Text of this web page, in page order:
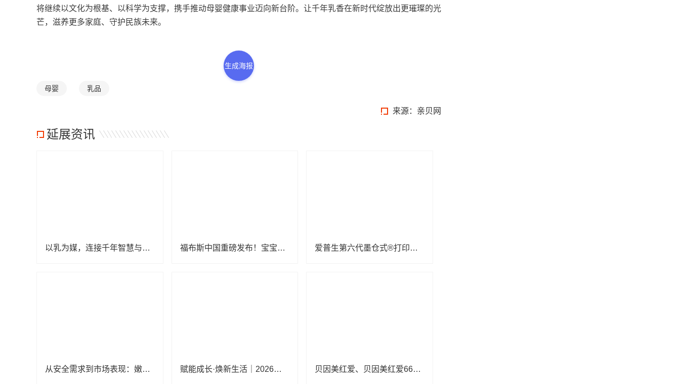
将继续以文化为根基、以科学为支撑，携手推动母婴健康事业迈向新台阶。让千年乳香在新时代绽放出更璀璨的光
芒，滋养更多家庭、守护民族未来。
生成海报
母婴 乳品
来源： 亲贝网
延展资讯
以乳为媒，连接千年智慧与当代关切 福布斯中国重磅发布！宝宝馋了哈尔滨工厂斩获“年度卓越标杆工厂” 爱普生第六代墨仓式®️打印机重磅上新！三重“超进化”引领家用打印智能新突破
从安全需求到市场表现：嫩芙母婴护肤品牌的行业观察 赋能成长·焕新生活｜2026上海儿童健康展招募启动，开启亲子健康生活新体验 贝因美红爱、贝因美红爱666以卓越市场表现，荣登儿童、青少年身高管理行业领军地位